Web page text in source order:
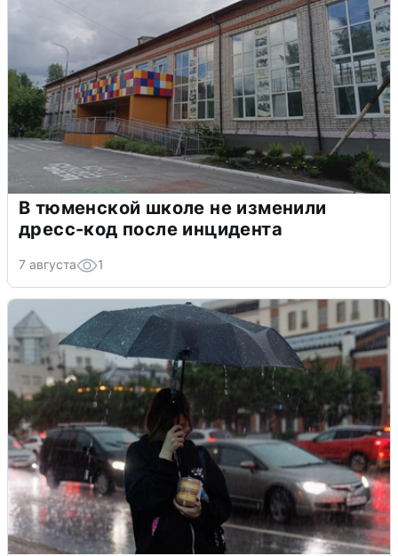
В тюменской школе не изменили
дресс-код после инцидента
7 августа 1